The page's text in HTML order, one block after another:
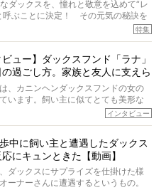
度100%の犬用コラーゲンサプリ
りました！
康維持を実感した」と評判のTa-Ta(タ
ダックスを、憧れと敬意を込めて“レ
呼ぶことに決定！ その元気の秘訣を
が、特集『レジェンドダックスの肖
んのポリシーのもと、甘やかさずに
まで定期検査すらしたことがなかっ
果たしてその長生きの秘訣とは。
特集
ビュー】ダックスフンド「ラナ」
過ごし方。家族と友人に支えら
、カニンヘンダックスフンドの女の
います。飼い主に似てとても美形な
池さんのインスタグラムでは、ラナ
るラナは、去年の誕生日に小池さん
らったハーネスをつけて撮影に参加
インタビュー
中に飼い主と遭遇したダックス
にキュンときた【動画】
ダックスにサプライズを仕掛けた様
ーナーさんに遭遇するというもの。